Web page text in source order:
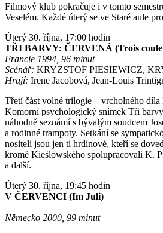
Filmový klub pokračuje i v tomto
Veselém. Každé úterý se ve Staré aule
Úterý 30. října, 17:00 hodin
TŘI BARVY: ČERVENÁ (Trois
Francie 1994, 96 minut
Scénář: KRYZSTOF PIESIEWICZ,
Hrají: Irene Jacobová, Jean-Louis
Třetí část volné trilogie – vrcholného
Komorní psychologický snímek Tři
náhodně seznámí s bývalým soudcem
a rodinné trampoty. Setkání se
nositeli jsou jen ti hrdinové, kteří se
kromě Kieślowského spolupracovali K.
a další.
Úterý 30. října, 19:45 hodin
V ČERVENCI (Im Juli)
Německo 2000, 99 minut